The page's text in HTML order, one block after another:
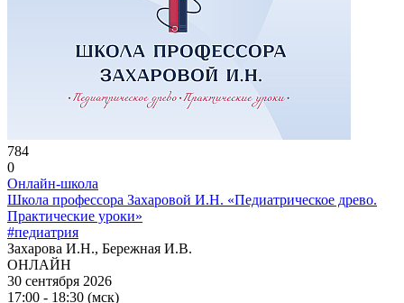
784
0
Онлайн-школа
Школа профессора Захаровой И.Н. «Педиатрическое древо.
Практические уроки»
#педиатрия
Захарова И.Н., Бережная И.В.
ОНЛАЙН
30 сентября 2026
17:00 - 18:30 (мск)